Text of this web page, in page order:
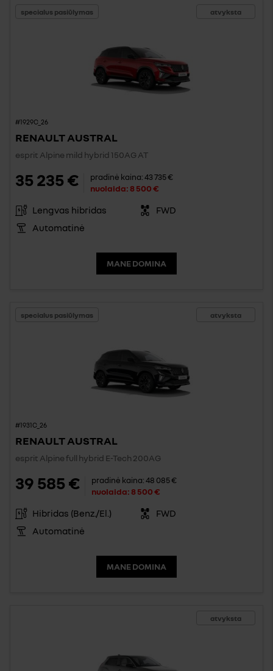
atvyksta
specialus pasiūlymas
#1929C_26
RENAULT AUSTRAL
esprit Alpine mild hybrid 150AG AT
35 235 € pradinė kaina:43 735 €
nuolaida:8 500 €
Lengvas hibridas
FWD
Automatinė
MANE DOMINA
atvyksta
specialus pasiūlymas
#1931C_26
RENAULT AUSTRAL
esprit Alpine full hybrid E-Tech 200AG
39 585 € pradinė kaina:48 085 €
nuolaida:8 500 €
Hibridas (Benz./El.)
FWD
Automatinė
MANE DOMINA
atvyksta